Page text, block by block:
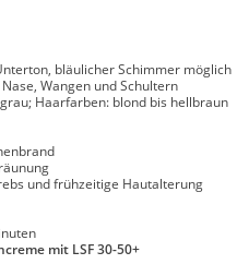
bläulicher Schimmer möglich
Wangen und Schultern
Haarfarben: blond bis hellbraun
und frühzeitige Hautalterung
mit LSF 30-50+